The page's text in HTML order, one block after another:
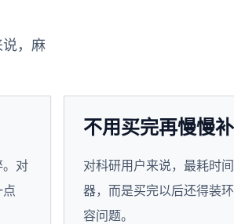
，麻
。对
不用买完再慢慢
对科研用户来说，最耗时
器，而是买完以后还得装
容问题。